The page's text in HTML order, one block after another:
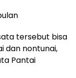
tersebut bisa
dan nontunai,
Pantai